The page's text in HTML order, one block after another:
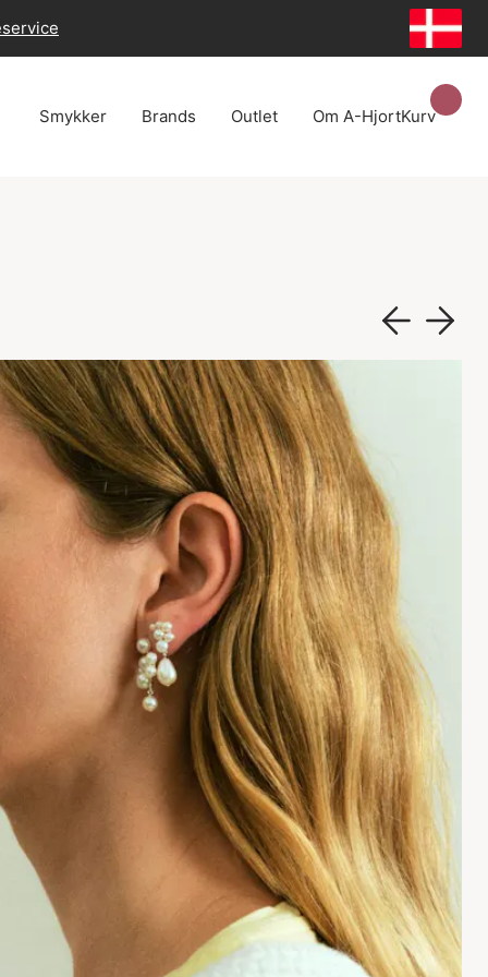
Smykker Brands Outlet Om A-HjortKurv